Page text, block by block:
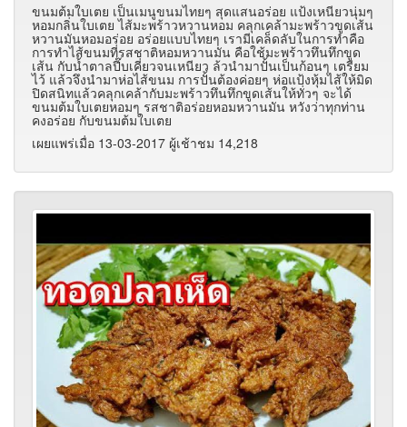
ขนมต้มใบเตย เป็นเมนูขนมไทยๆ สุดแสนอร่อย แป้งเหนียวนุ่มๆ
หอมกลิ่นใบเตย ไส้มะพร้าวหวานหอม คลุกเคล้ามะพร้าวขูดเส้น
หวานมันหอมอร่อย อร่อยแบบไทยๆ เรามีเคล็ดลับในการทำคือ
การทำไส้ขนมที่รสชาติหอมหวานมัน คือใช้มะพร้าวทึนทึกขูด
เส้น กับน้ำตาลปี๊บเคี่ยวจนเหนียว ล้วนำมาปั้นเป็นก้อนๆ เตรียม
ไว้ แล้วจึงนำมาห่อไส้ขนม การปั้นต้องค่อยๆ ห่อแป้งหุ้มไส้ให้มิด
ปิดสนิทแล้วคลุกเคล้ากับมะพร้าวทึนทึกขูดเส้นให้ทั่วๆ จะได้
ขนมต้มใบเตยหอมๆ รสชาติอร่อยหอมหวานมัน หวังว่าทุกท่าน
คงอร่อย กับขนมต้มใบเตย
เผยแพร่เมื่อ 13-03-2017 ผู้เช้าชม 14,218